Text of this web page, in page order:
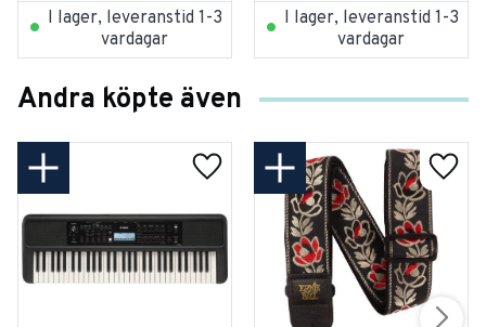
I lager, leveranstid 1-3
vardagar
I lager, leveranstid 1-3
vardagar
Andra köpte även